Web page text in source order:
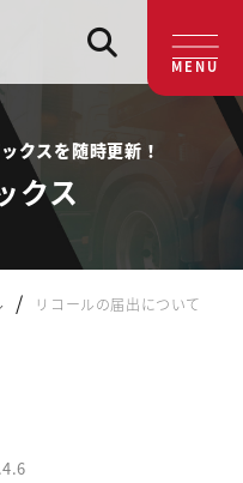
MENU
クスを随時更新！
クス
/
リコールの届出について